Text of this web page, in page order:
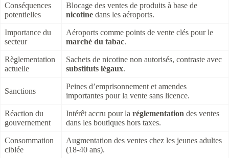
Conséquences
potentielles
Blocage des ventes de produits à base de
nicotine dans les aéroports.
Importance du
secteur
Aéroports comme points de vente clés pour le
marché du tabac.
Règlementation
actuelle
Sachets de nicotine non autorisés, contraste avec
substituts légaux.
Sanctions
Peines d’emprisonnement et amendes
importantes pour la vente sans licence.
Réaction du
gouvernement
Intérêt accru pour la réglementation des ventes
dans les boutiques hors taxes.
Consommation
ciblée
Augmentation des ventes chez les jeunes adultes
(18-40 ans).